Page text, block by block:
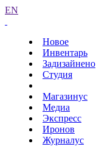
EN
Новое
Инвентарь
Задизайнено
Студия
Магазинус
Медиа
Экспресс
Иронов
Журналус